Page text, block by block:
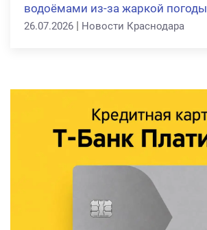
водоёмами из-за жаркой погоды
26.07.2026 | Новости Краснодара